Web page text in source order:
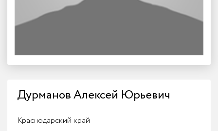
Дурманов Алексей Юрьевич
Краснодарский край